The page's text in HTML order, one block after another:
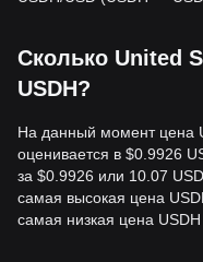
Сколько United
USDH?
На данный момент цена
оценивается в $0.9926
за $0.9926 или 10.07
самая высокая цена
самая низкая цена